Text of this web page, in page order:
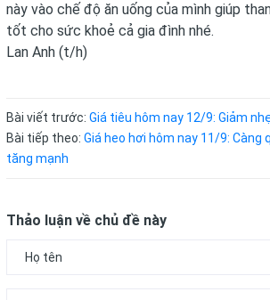
này vào chế độ ăn uống của mình giúp
tốt cho sức khoẻ cả gia đình nhé.
Lan Anh (t/h)
Bài viết trước: Giá tiêu hôm nay 12/9: Giảm
Bài tiếp theo: Giá heo hơi hôm nay 11/9: Càng
tăng mạnh
Thảo luận về chủ đề này